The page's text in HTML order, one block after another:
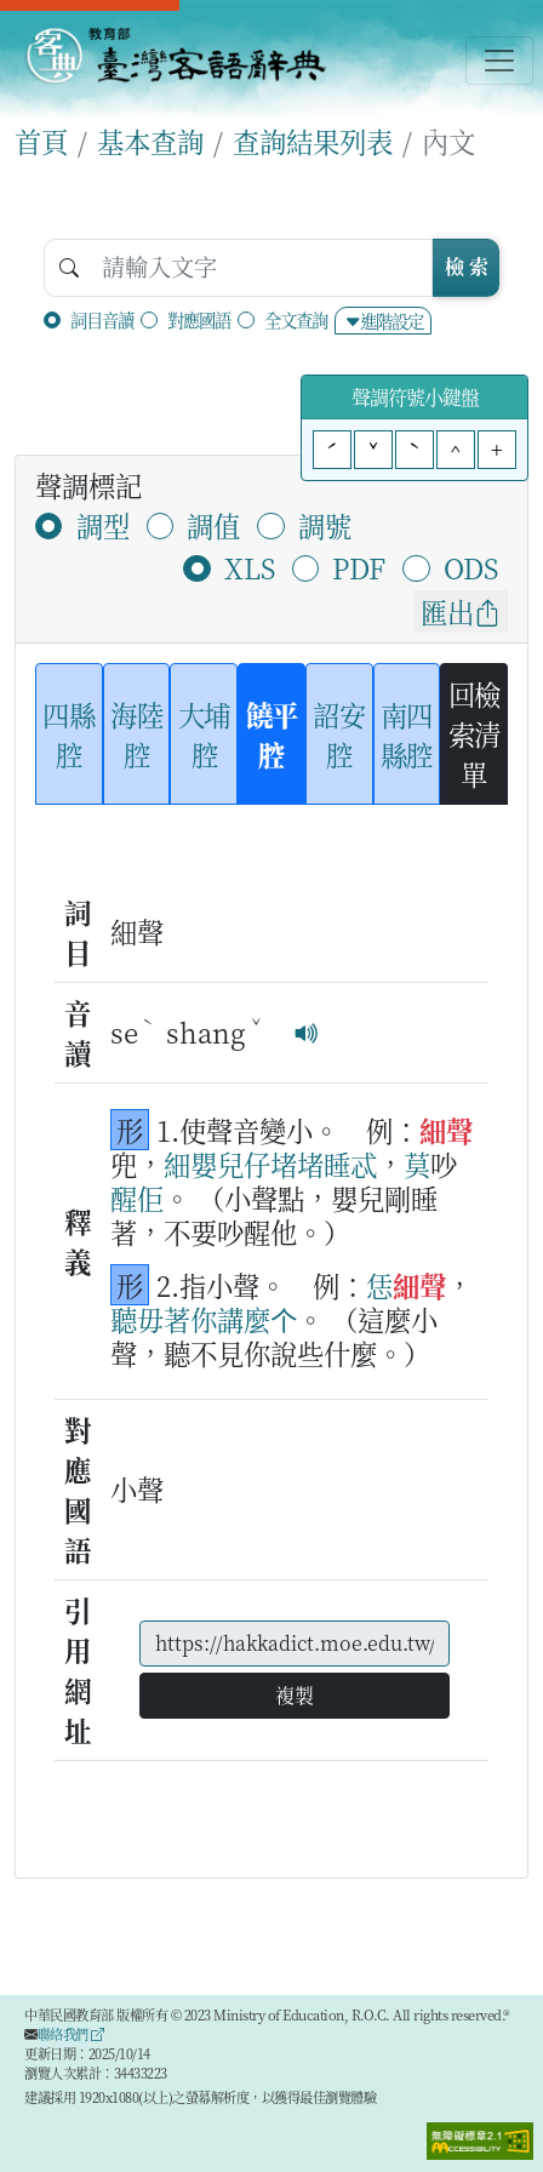
首頁 基本查詢 查詢結果列表 內文
詞目音讀 對應國語 全文查詢 進階設定
檢 索
聲調符號小鍵盤
ˊ
ˇ ˋ ^ +
聲調標記
調型
調值
調號
XLS
PDF
ODS
匯出
四縣
腔
海陸
腔
大埔
腔
饒平
腔
詔安
腔
南四
縣腔
回檢
索清
單
詞
目
細聲
音
讀
se ˋ shang ˇ
釋
義
形 1.使聲音變小。 例： 細聲
兜， 細嬰兒仔堵堵睡忒 ， 莫吵
醒佢 。
（小聲點，嬰兒剛睡
著，不要吵醒他。）
形 2.指小聲。 例： 恁細聲 ，
聽毋著你講麼个 。
（這麼小
聲，聽不見你說些什麼。）
對
應
國
語
小聲
引
用
網
址
複製
中華民國教育部 版權所有 © 2023 Ministry of Education, R.O.C. All rights reserved.®
聯絡我們
更新日期：2025/10/14
瀏覽人次累計：34433223
建議採用 1920x1080(以上)之螢幕解析度，以獲得最佳瀏覽體驗